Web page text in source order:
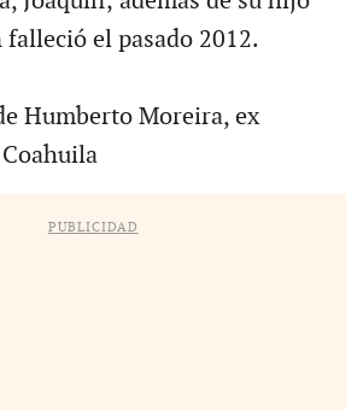
el pasado 2012.
PUBLICIDAD